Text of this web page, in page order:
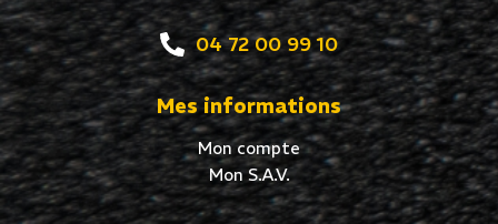
04 72 00 99 10
Mes informations
Mon compte
Mon S.A.V.